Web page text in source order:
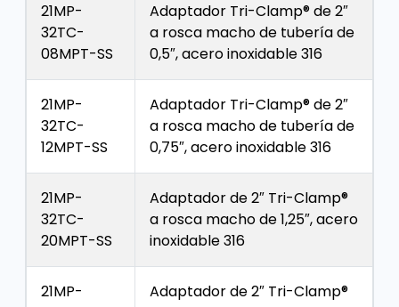
21MP-
32TC-
08MPT-SS
Adaptador Tri-Clamp® de 2″
a rosca macho de tubería de
0,5″, acero inoxidable 316
21MP-
32TC-
12MPT-SS
Adaptador Tri-Clamp® de 2″
a rosca macho de tubería de
0,75″, acero inoxidable 316
21MP-
32TC-
20MPT-SS
Adaptador de 2″ Tri-Clamp®
a rosca macho de 1,25″, acero
inoxidable 316
21MP-
Adaptador de 2″ Tri-Clamp®